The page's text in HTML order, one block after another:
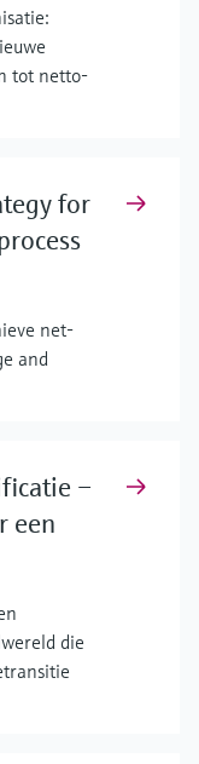
tot netto-
for
net-
and
–
een
die